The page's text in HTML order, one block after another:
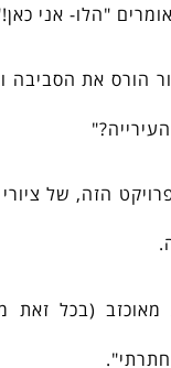
"הלו- אני
הורס את הסביבה
הזה, של
(בכל זאת